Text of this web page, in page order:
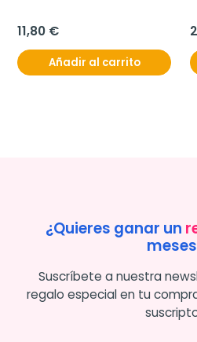
11,80 €
Añadir al carrito
¿Quieres ganar un
Suscríbete a nuestra
regalo especial en tu